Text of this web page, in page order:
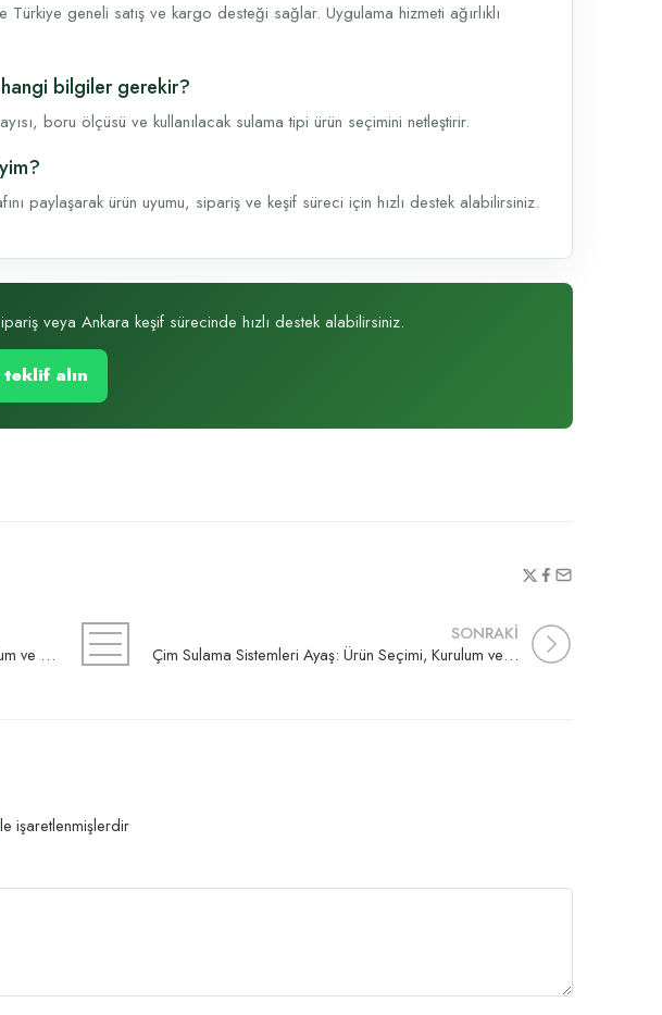
geneli satış ve kargo desteği sağlar. Uygulama hizmeti ağırlıklı
bilgiler gerekir?
boru ölçüsü ve kullanılacak sulama tipi ürün seçimini netleştirir.
paylaşarak ürün uyumu, sipariş ve keşif süreci için hızlı destek alabilirsiniz.
veya Ankara keşif sürecinde hızlı destek alabilirsiniz.
teklif alın
Bahçe Düzenleme Mamak: Ürün Seçimi, Kurulum ve Teklif Rehberi
SONRAKİ
Çim Sulama Sistemleri Ayaş: Ürün Seçimi, Kurulum ve Teklif Rehberi
işaretlenmişlerdir